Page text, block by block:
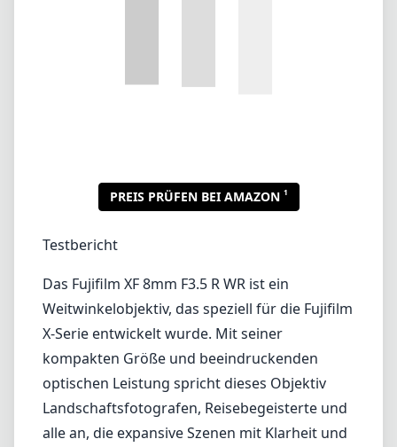
Weitwinkelobjektiv, das speziell für die Fujifilm
Landschaftsfotografen, Reisebegeisterte und
alle an, die expansive Szenen mit Klarheit und
Die Verarbeitungsqualität des XF 8mm F3.5 ist
solide und spiegelt Fujifilms Engagement für
Langlebigkeit wider. Das Objektiv ist
wetterfest, was es zu einem idealen Begleiter
für die Outdoor-Fotografie macht,
insbesondere unter schwierigen Bedingungen
wie Regen oder Staub. Das relativ leichte